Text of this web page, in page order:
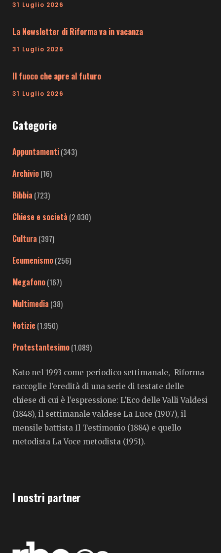
31 Luglio 2026
La Newsletter di Riforma va in vacanza
31 Luglio 2026
Il fuoco che apre al futuro
31 Luglio 2026
Categorie
Appuntamenti(343)
Archivio(16)
Bibbia (723)
Chiese e società (2.030)
Cultura (397)
Ecumenismo(256)
Megafono(167)
Multimedia (38)
Notizie (1.950)
Protestantesimo(1.089)
Nato nel 1993 come periodico settimanale, Riforma
raccoglie l’eredità di una serie di testate delle
chiese di cui è l’espressione: L’Eco delle Valli Valdesi
(1848), il settimanale valdese La Luce (1907), il
mensile battista Il Testimonio (1884) e quello
metodista La Voce metodista (1951).
I nostri partner